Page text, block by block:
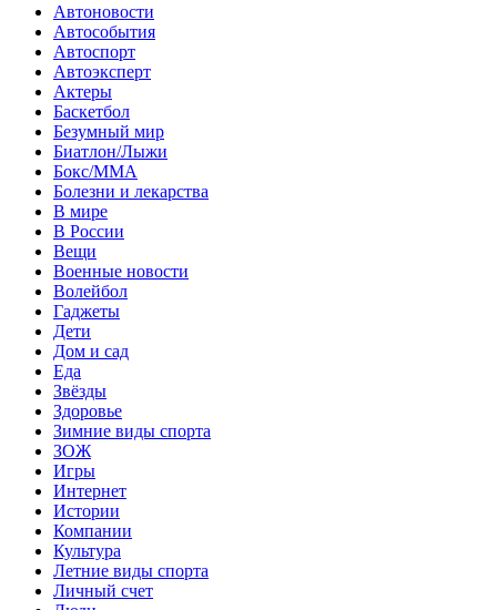
Автоновости
Автособытия
Автоспорт
Автоэксперт
Актеры
Баскетбол
Безумный мир
Биатлон/Лыжи
Бокс/MMA
Болезни и лекарства
В мире
В России
Вещи
Военные новости
Волейбол
Гаджеты
Дети
Дом и сад
Еда
Звёзды
Здоровье
Зимние виды спорта
ЗОЖ
Игры
Интернет
Истории
Компании
Культура
Летние виды спорта
Личный счет